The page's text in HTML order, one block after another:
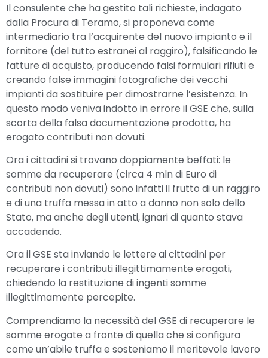
Il consulente che ha gestito tali richieste, indagato
dalla Procura di Teramo, si proponeva come
intermediario tra l’acquirente del nuovo impianto e il
fornitore (del tutto estranei al raggiro), falsificando le
fatture di acquisto, producendo falsi formulari rifiuti e
creando false immagini fotografiche dei vecchi
impianti da sostituire per dimostrarne l’esistenza. In
questo modo veniva indotto in errore il GSE che, sulla
scorta della falsa documentazione prodotta, ha
erogato contributi non dovuti.
Ora i cittadini si trovano doppiamente beffati: le
somme da recuperare (circa 4 mln di Euro di
contributi non dovuti) sono infatti il frutto di un raggiro
e di una truffa messa in atto a danno non solo dello
Stato, ma anche degli utenti, ignari di quanto stava
accadendo.
Ora il GSE sta inviando le lettere ai cittadini per
recuperare i contributi illegittimamente erogati,
chiedendo la restituzione di ingenti somme
illegittimamente percepite.
Comprendiamo la necessità del GSE di recuperare le
somme erogate a fronte di quella che si configura
come un’abile truffa e sosteniamo il meritevole lavoro